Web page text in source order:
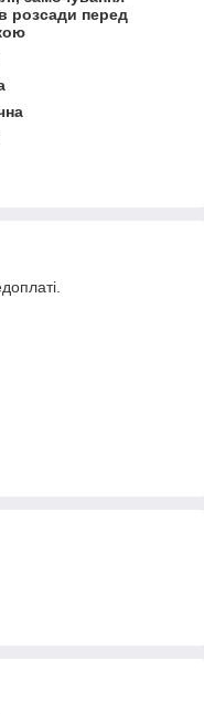
розсади перед